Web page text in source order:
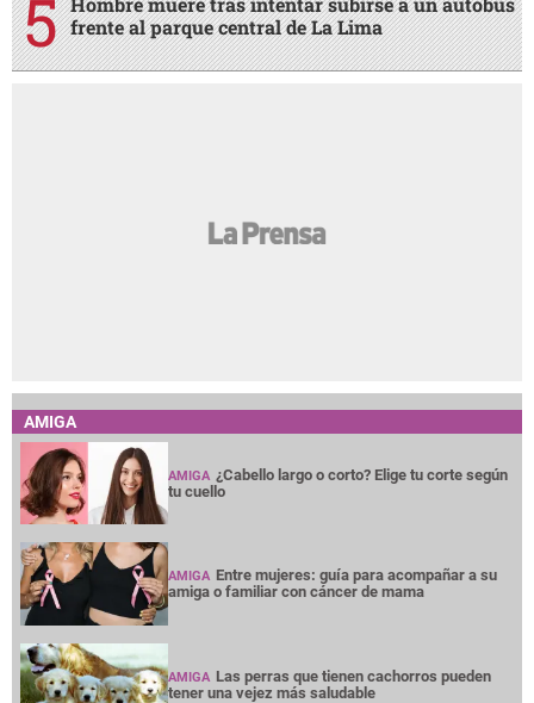
frente al parque central de La Lima
AMIGA
AMIGA ¿Cabello largo o corto? Elige tu corte según
tu cuello
AMIGA Entre mujeres: guía para acompañar a su
amiga o familiar con cáncer de mama
AMIGA Las perras que tienen cachorros pueden
tener una vejez más saludable